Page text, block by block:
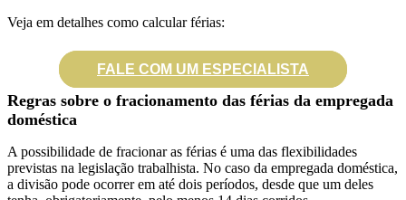
Veja em detalhes como calcular férias:
FALE COM UM ESPECIALISTA
Regras sobre o fracionamento das férias da empregada
doméstica
A possibilidade de fracionar as férias é uma das flexibilidades
previstas na legislação trabalhista. No caso da empregada doméstica,
a divisão pode ocorrer em até dois períodos, desde que um deles